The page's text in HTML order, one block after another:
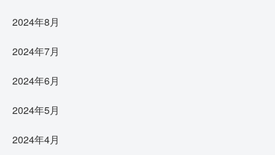
2024年8月
2024年7月
2024年6月
2024年5月
2024年4月